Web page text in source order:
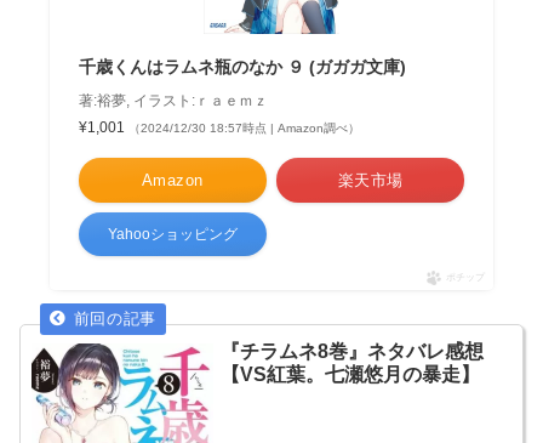
千歳くんはラムネ瓶のなか ９ (ガガガ文庫)
著:裕夢, イラスト:ｒａｅｍｚ
¥1,001
（2024/12/30 18:57時点 | Amazon調べ）
Amazon 楽天市場
Yahooショッピング
ポチップ
『チラムネ8巻』ネタバレ感想
【VS紅葉。七瀬悠月の暴走】